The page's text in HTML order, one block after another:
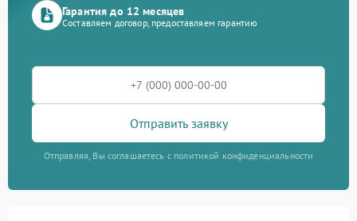
Гарантия до 12 месяцев
Составляем договор, предоставляем гарантию
Отправить заявку
Отправляя, Вы соглашаетесь с политикой конфиденциальности